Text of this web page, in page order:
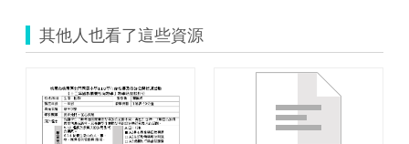
其他人也看了這些資源